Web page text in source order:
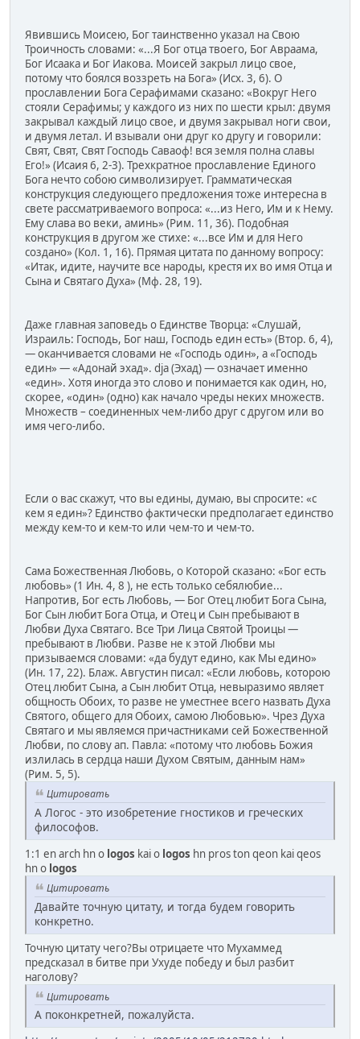
Явившись Моисею, Бог таинственно указал на Свою
Троичность словами: «...Я Бог отца твоего, Бог Авраама,
Бог Исаака и Бог Иакова. Моисей закрыл лицо свое,
потому что боялся воззреть на Бога» (Исх. 3, 6). О
прославлении Бога Серафимами сказано: «Вокруг Него
стояли Серафимы; у каждого из них по шести крыл: двумя
закрывал каждый лицо свое, и двумя закрывал ноги свои,
и двумя летал. И взывали они друг ко другу и говорили:
Свят, Свят, Свят Господь Саваоф! вся земля полна славы
Его!» (Исаия 6, 2-3). Трехкратное прославление Единого
Бога нечто собою символизирует. Грамматическая
конструкция следующего предложения тоже интересна в
свете рассматриваемого вопроса: «...из Него, Им и к Нему.
Ему слава во веки, аминь» (Рим. 11, 36). Подобная
конструкция в другом же стихе: «...все Им и для Него
создано» (Кол. 1, 16). Прямая цитата по данному вопросу:
«Итак, идите, научите все народы, крестя их во имя Отца и
Сына и Святаго Духа» (Мф. 28, 19).
Даже главная заповедь о Единстве Творца: «Слушай,
Израиль: Господь, Бог наш, Господь един есть» (Втор. 6, 4),
— оканчивается словами не «Господь один», а «Господь
един» — «Адонай эхад». dja (Эхад) — означает именно
«един». Хотя иногда это слово и понимается как один, но,
скорее, «один» (одно) как начало чреды неких множеств.
Множеств – соединенных чем-либо друг с другом или во
имя чего-либо.
Если о вас скажут, что вы едины, думаю, вы спросите: «с
кем я един»? Единство фактически предполагает единство
между кем-то и кем-то или чем-то и чем-то.
Сама Божественная Любовь, о Которой сказано: «Бог есть
любовь» (1 Ин. 4, 8 ), не есть только себялюбие...
Напротив, Бог есть Любовь, — Бог Отец любит Бога Сына,
Бог Сын любит Бога Отца, и Отец и Сын пребывают в
Любви Духа Святаго. Все Три Лица Святой Троицы —
пребывают в Любви. Разве не к этой Любви мы
призываемся словами: «да будут едино, как Мы едино»
(Ин. 17, 22). Блаж. Августин писал: «Если любовь, которою
Отец любит Сына, а Сын любит Отца, невыразимо являет
общность Обоих, то разве не уместнее всего назвать Духа
Святого, общего для Обоих, самою Любовью». Чрез Духа
Святаго и мы являемся причастниками сей Божественной
Любви, по слову ап. Павла: «потому что любовь Божия
излилась в сердца наши Духом Святым, данным нам»
(Рим. 5, 5).
Цитировать
А Логос - это изобретение гностиков и греческих
философов.
1:1 en arch hn o logos kai o logos hn pros ton qeon kai qeos
hn o logos
Цитировать
Давайте точную цитату, и тогда будем говорить
конкретно.
Точную цитату чего?Вы отрицаете что Мухаммед
предсказал в битве при Ухуде победу и был разбит
наголову?
Цитировать
А поконкретней, пожалуйста.